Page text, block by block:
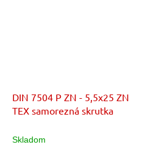
DIN 7504 P ZN - 5,5x25 ZN
TEX samorezná skrutka
Skladom